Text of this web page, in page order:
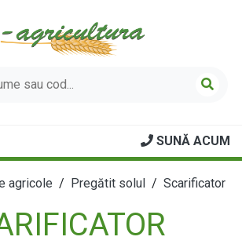
SUNĂ ACUM
agricole Pregătit solul Scarificator